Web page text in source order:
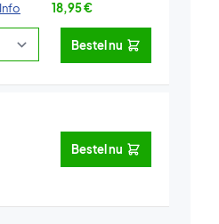
Info
18,95€
Bestel nu
Bestel nu